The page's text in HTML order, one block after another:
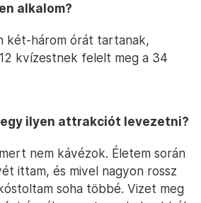
alkalom?
két-három órát tartanak,
kvízestnek felelt meg a 34
ilyen attrakciót levezetni?
nem kávézok. Életem során
ittam, és mivel nagyon rossz
soha többé. Vizet meg